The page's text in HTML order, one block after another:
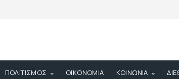
ΠΟΛΙΤΙΣΜΟΣ ΟΙΚΟΝΟΜΙΑ ΚΟΙΝΩΝΙΑ